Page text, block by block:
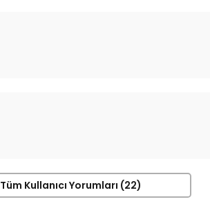
Tüm Kullanıcı Yorumları (22)